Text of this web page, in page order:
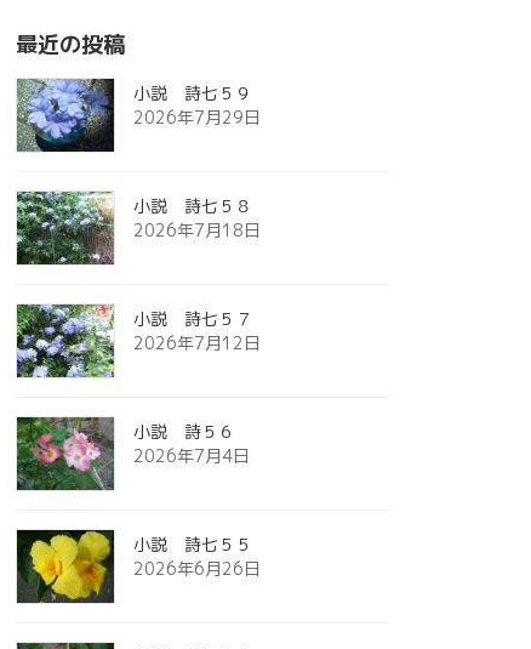
最近の投稿
小説 詩七５９
2026年7月29日
小説 詩七５８
2026年7月18日
小説 詩七５７
2026年7月12日
小説 詩５６
2026年7月4日
小説 詩七５５
2026年6月26日